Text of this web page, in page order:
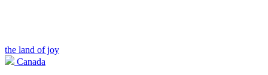
the land of joy
Canada